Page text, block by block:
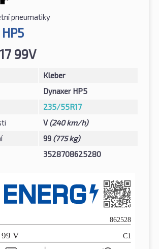
pneumatiky
99V
Kleber
Dynaxer HP5
235/55R17
V(240 km/h)
99 (775 kg)
3528708625280